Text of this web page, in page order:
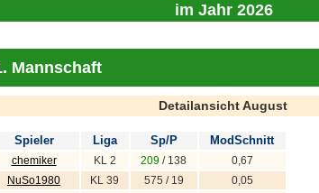
im Jahr 2026
Mannschaft
Detailansicht August
Spieler Liga Sp/P ModSchnitt
chemiker KL 2 209 / 138
0,67
NuSo1980
KL 39 575 / 19
0,05